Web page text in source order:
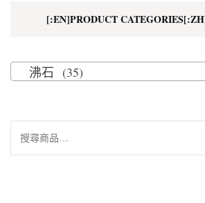
[:EN]PRODUCT
沸石 (35)
搜
尋